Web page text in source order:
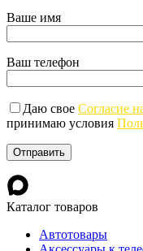
Ваше имя
Ваш телефон
Даю свое Согласие
принимаю условия
Каталог товаров
Автотовары